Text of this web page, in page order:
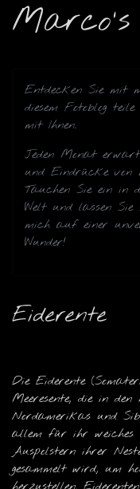
Marco's
Entdecken Sie mit
diesem Fotoblog
mit Ihnen.
Jeden Monat
und Eindrücke von
Tauchen Sie ein in
Welt und lassen Sie
mich auf einer
Wunder!
Eiderente
Die Eiderente
Meeresente, die in den
Nordamerikas und
allem für ihr weiches
Auspolstern ihrer
gesammelt wird, um